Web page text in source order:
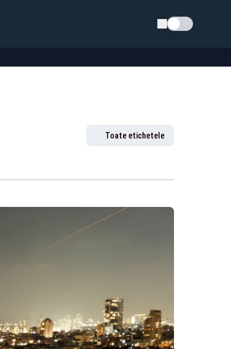
Schimba tema
Toate etichetele